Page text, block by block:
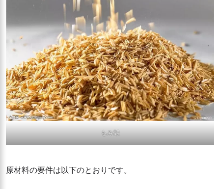
もみ殻
原材料の要件は以下のとおりです。